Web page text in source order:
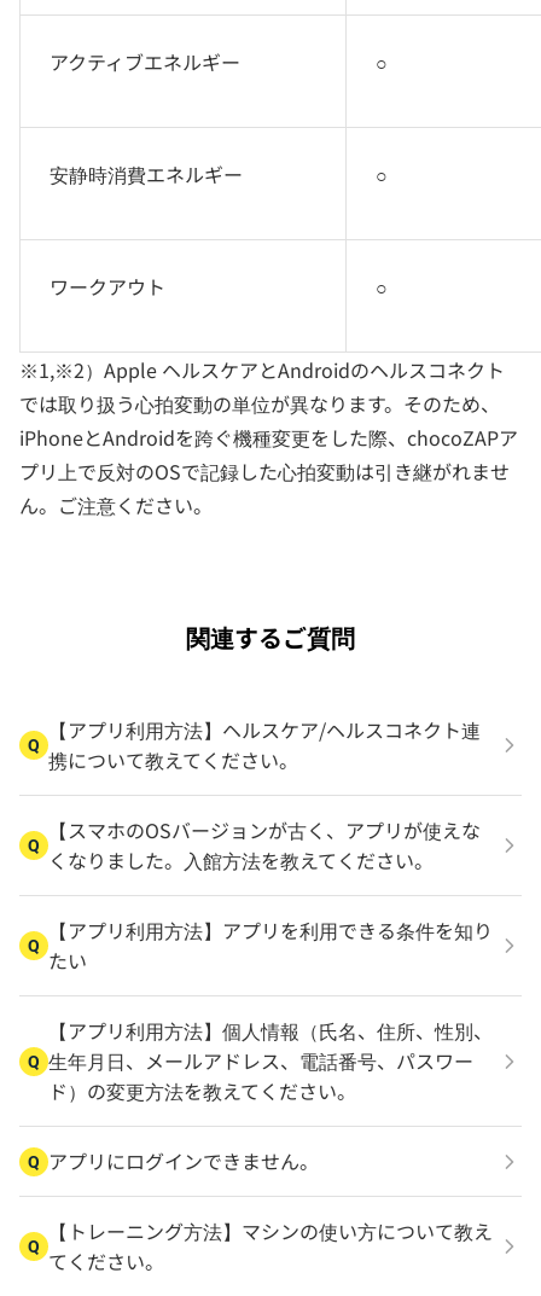
アクティブエネルギー ○
安静時消費エネルギー ○
ワークアウト ○
※1,※2）Apple ヘルスケアとAndroidのヘルスコネクト
では取り扱う心拍変動の単位が異なります。そのため、
iPhoneとAndroidを跨ぐ機種変更をした際、chocoZAPア
プリ上で反対のOSで記録した心拍変動は引き継がれませ
ん。ご注意ください。
関連するご質問
Q
【アプリ利用方法】ヘルスケア/ヘルスコネクト連
携について教えてください。
Q
【スマホのOSバージョンが古く、アプリが使えな
くなりました。入館方法を教えてください。
Q
【アプリ利用方法】アプリを利用できる条件を知り
たい
Q
【アプリ利用方法】個人情報（氏名、住所、性別、
生年月日、メールアドレス、電話番号、パスワー
ド）の変更方法を教えてください。
Q アプリにログインできません。
Q
【トレーニング方法】マシンの使い方について教え
てください。